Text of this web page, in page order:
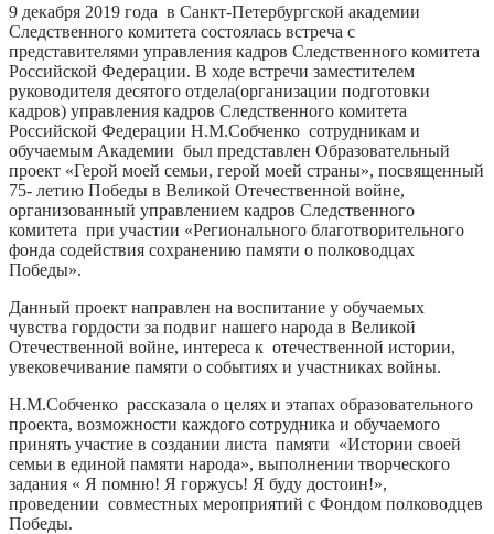
9 декабря 2019 года в Санкт-Петербургской академии
Следственного комитета состоялась встреча с
представителями управления кадров Следственного комитета
Российской Федерации. В ходе встречи заместителем
руководителя десятого отдела(организации подготовки
кадров) управления кадров Следственного комитета
Российской Федерации Н.М.Собченко сотрудникам и
обучаемым Академии был представлен Образовательный
проект «Герой моей семьи, герой моей страны», посвященный
75- летию Победы в Великой Отечественной войне,
организованный управлением кадров Следственного
комитета при участии «Регионального благотворительного
фонда содействия сохранению памяти о полководцах
Победы».
Данный проект направлен на воспитание у обучаемых
чувства гордости за подвиг нашего народа в Великой
Отечественной войне, интереса к отечественной истории,
увековечивание памяти о событиях и участниках войны.
Н.М.Собченко рассказала о целях и этапах образовательного
проекта, возможности каждого сотрудника и обучаемого
принять участие в создании листа памяти «Истории своей
семьи в единой памяти народа», выполнении творческого
задания « Я помню! Я горжусь! Я буду достоин!»,
проведении совместных мероприятий с Фондом полководцев
Победы.